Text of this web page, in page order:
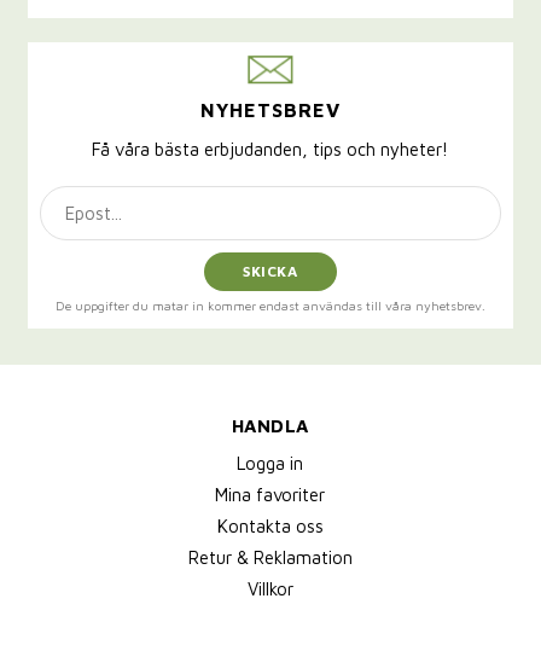
NYHETSBREV
Få våra bästa erbjudanden, tips och nyheter!
SKICKA
De uppgifter du matar in kommer endast användas till våra nyhetsbrev.
HANDLA
Logga in
Mina favoriter
Kontakta oss
Retur & Reklamation
Villkor